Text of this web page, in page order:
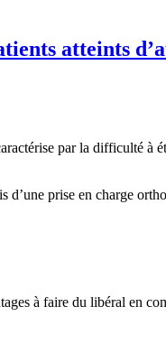
atteints
par la difficulté à
d’une prise en charge
à faire du libéral en